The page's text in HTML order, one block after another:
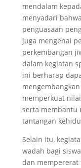
mendalam
menyadari
penguasaan
juga mengenai
perkembangan
dalam kegiatan
ini berharap
memperkuat
serta membantu
tantangan
Selain itu,
wadah bagi
dan mempererat